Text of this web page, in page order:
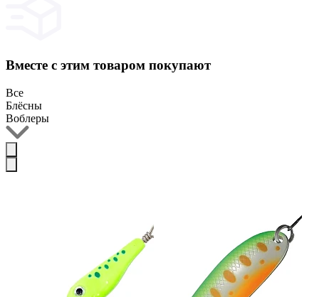
Вместе с этим товаром покупают
Все
Блёсны
Воблеры